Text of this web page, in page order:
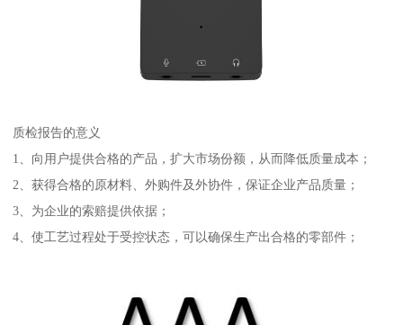
质检报告的意义
1、向用户提供合格的产品，扩大市场份额，从而降低质量成本；
2、获得合格的原材料、外购件及外协件，保证企业产品质量；
3、为企业的索赔提供依据；
4、使工艺过程处于受控状态，可以确保生产出合格的零部件；